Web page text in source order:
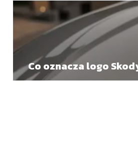
Co oznacza logo